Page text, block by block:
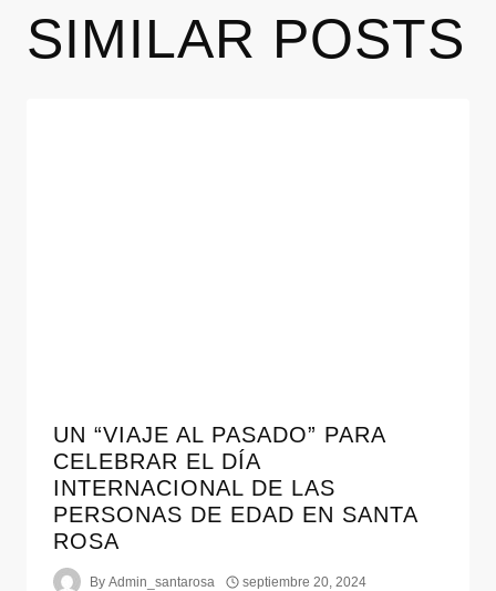
SIMILAR POSTS
UN “VIAJE AL PASADO” PARA
CELEBRAR EL DÍA
INTERNACIONAL DE LAS
PERSONAS DE EDAD EN SANTA
ROSA
By Admin_santarosa septiembre 20, 2024